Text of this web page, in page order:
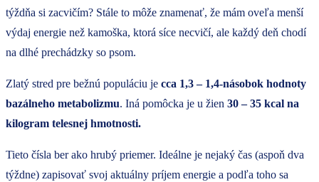
týždňa si zacvičím? Stále to môže znamenať, že mám oveľa menší
výdaj energie než kamoška, ktorá síce necvičí, ale každý deň chodí
na dlhé prechádzky so psom.
Zlatý stred pre bežnú populáciu je cca 1,3 – 1,4-násobok hodnoty
bazálneho metabolizmu. Iná pomôcka je u žien 30 – 35 kcal na
kilogram telesnej hmotnosti.
Tieto čísla ber ako hrubý priemer. Ideálne je nejaký čas (aspoň dva
týždne) zapisovať svoj aktuálny príjem energie a podľa toho sa